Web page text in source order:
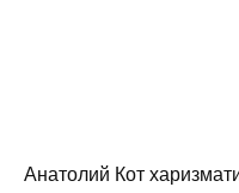
Анатолий Кот